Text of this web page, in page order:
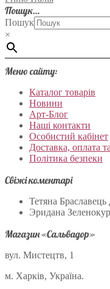
Пошук…
Пошук
×
Меню сайту:
Каталог товарів
Новини
Арт-Блог
Наші контакти
Особистий кабінет
Доставка, оплата
Політика безпеки
Свіжі коментарі
Тетяна Браславець
Эридана
Магазин «Сальвадор»
вул. Мистецтв, 1
м. Харків, Україна.